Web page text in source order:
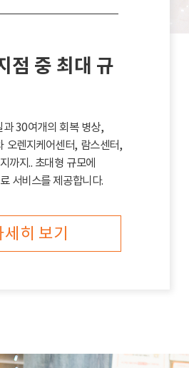
점 중 최대 규
과 30여개의 회복 병상,
오렌지케어센터, 람스센터,
까지.. 초대형 규모에
서비스를 제공합니다.
세히 보기